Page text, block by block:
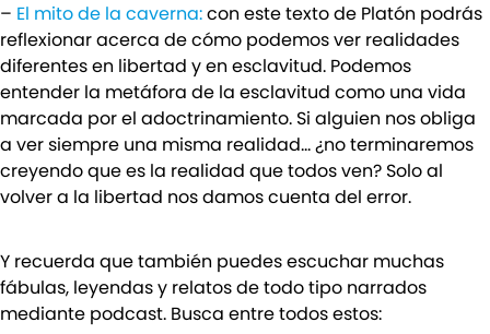
– El mito de la caverna:con este texto de Platón podrás
reflexionar acerca de cómo podemos ver realidades
diferentes en libertad y en esclavitud. Podemos
entender la metáfora de la esclavitud como una vida
marcada por el adoctrinamiento. Si alguien nos obliga
a ver siempre una misma realidad… ¿no terminaremos
creyendo que es la realidad que todos ven? Solo al
volver a la libertad nos damos cuenta del error.
Y recuerda que también puedes escuchar muchas
fábulas, leyendas y relatos de todo tipo narrados
mediante podcast. Busca entre todos estos: